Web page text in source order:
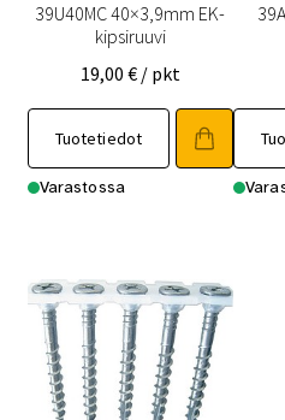
39U40MC 40×3,9mm EK-
kipsiruuvi
19,00 € / pkt
Tuotetiedot
Varastossa